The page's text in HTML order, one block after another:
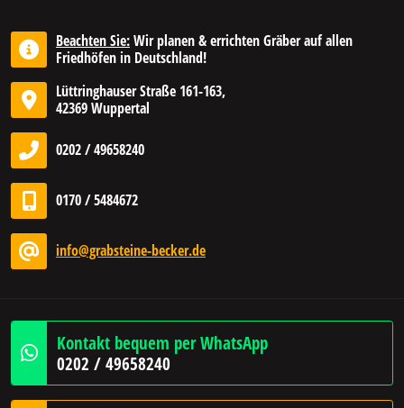
Beachten Sie:Wir planen & errichten Gräber auf allen
Friedhöfen in Deutschland!
Lüttringhauser Straße 161-163,
42369 Wuppertal
0202 / 49658240
0170 / 5484672
info@grabsteine-becker.de
Kontakt bequem per WhatsApp
0202 / 49658240